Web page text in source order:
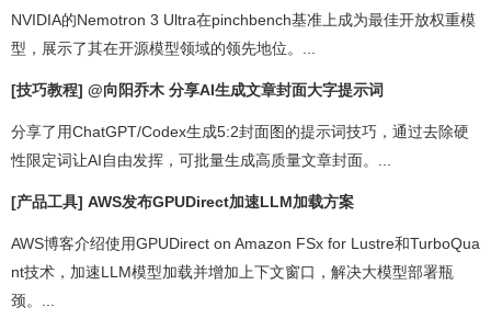
NVIDIA的Nemotron 3 Ultra在pinchbench基准上成为最佳开放权重模
型，展示了其在开源模型领域的领先地位。...
[技巧教程] @向阳乔木 分享AI生成文章封面大字提示词
分享了用ChatGPT/Codex生成5:2封面图的提示词技巧，通过去除硬
性限定词让AI自由发挥，可批量生成高质量文章封面。...
[产品工具] AWS发布GPUDirect加速LLM加载方案
AWS博客介绍使用GPUDirect on Amazon FSx for Lustre和TurboQua
nt技术，加速LLM模型加载并增加上下文窗口，解决大模型部署瓶
颈。...